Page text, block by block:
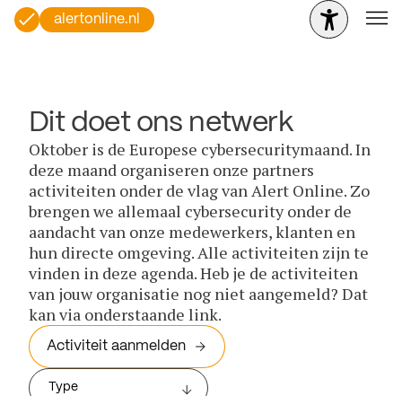
alertonline.nl
Dit doet ons netwerk
Oktober is de Europese cybersecuritymaand. In
deze maand organiseren onze partners
activiteiten onder de vlag van Alert Online. Zo
brengen we allemaal cybersecurity onder de
aandacht van onze medewerkers, klanten en
hun directe omgeving. Alle activiteiten zijn te
vinden in deze agenda. Heb je de activiteiten
van jouw organisatie nog niet aangemeld? Dat
kan via onderstaande link.
Activiteit aanmelden
Type